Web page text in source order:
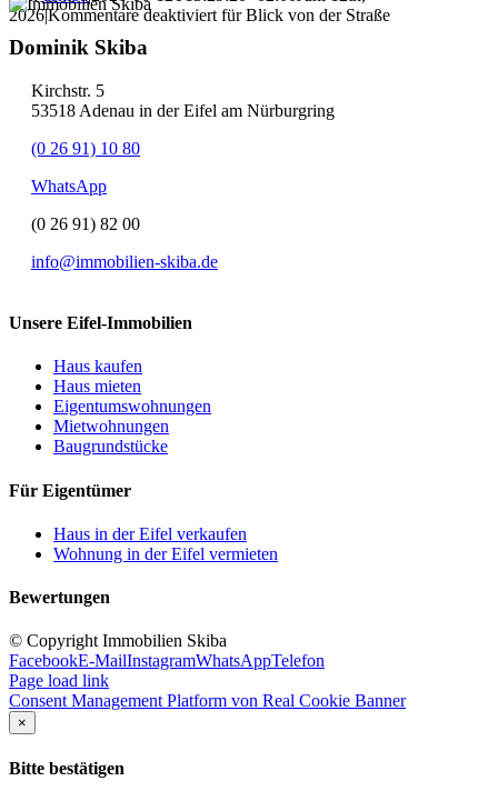
2026|Kommentare deaktiviertfür Blick von der Straße
Dominik Skiba
Kirchstr. 5
53518 Adenau in der Eifel am Nürburgring
(0 26 91) 10 80
WhatsApp
(0 26 91) 82 00
info@immobilien-skiba.de
Unsere Eifel-Immobilien
Haus kaufen
Haus mieten
Eigentumswohnungen
Mietwohnungen
Baugrundstücke
Für Eigentümer
Haus in der Eifel verkaufen
Wohnung in der Eifel vermieten
Bewertungen
© Copyright Immobilien Skiba
FacebookE-MailInstagramWhatsAppTelefon
Page load link
Consent Management Platform von Real Cookie Banner
×
Bitte bestätigen